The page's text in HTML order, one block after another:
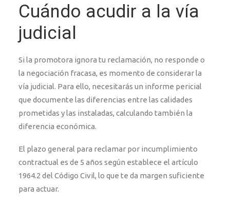
Cuándo acudir a la vía
judicial
Si la promotora ignora tu reclamación, no responde o
la negociación fracasa, es momento de considerar la
vía judicial. Para ello, necesitarás un informe pericial
que documente las diferencias entre las calidades
prometidas y las instaladas, calculando también la
diferencia económica.
El plazo general para reclamar por incumplimiento
contractual es de 5 años según establece el artículo
1964.2 del Código Civil, lo que te da margen suficiente
para actuar.